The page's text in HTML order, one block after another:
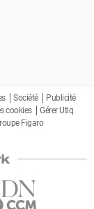
Société
Publicité
cookies
Gérer Utiq
Figaro